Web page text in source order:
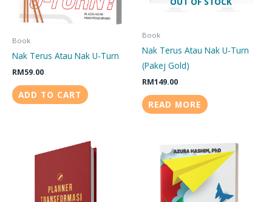
Book
Nak Terus Atau Nak U-Turn
RM59.00
ADD TO CART
Book
Nak Terus Atau Nak U-Turn
(Pakej Gold)
RM149.00
READ MORE